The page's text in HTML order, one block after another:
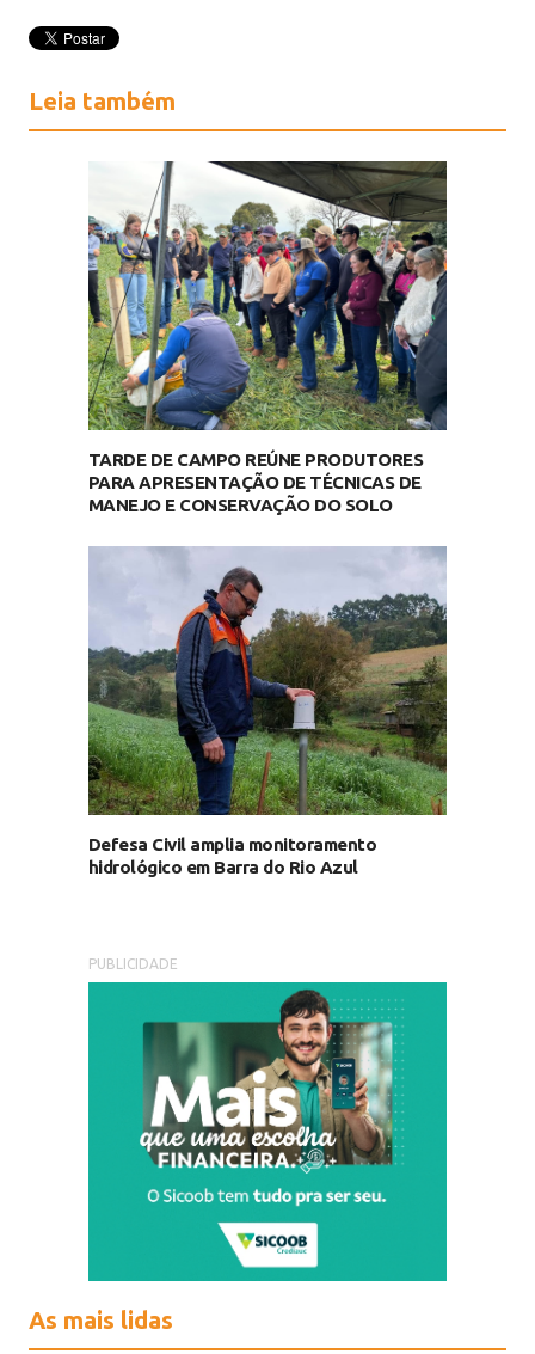
Leia também
TARDE DE CAMPO REÚNE PRODUTORES
PARA APRESENTAÇÃO DE TÉCNICAS DE
MANEJO E CONSERVAÇÃO DO SOLO
Defesa Civil amplia monitoramento
hidrológico em Barra do Rio Azul
PUBLICIDADE
As mais lidas